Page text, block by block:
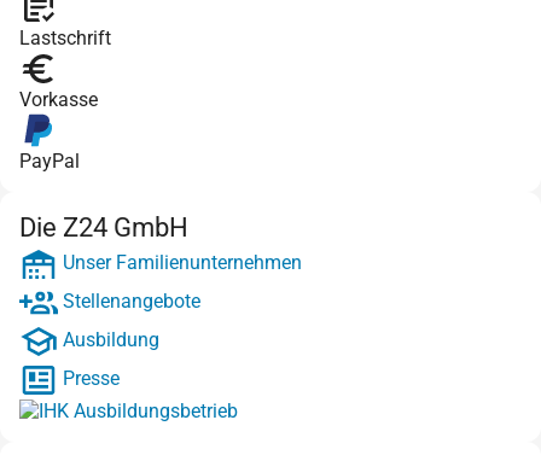
Lastschrift
Vorkasse
PayPal
Die Z24 GmbH
Unser Familienunternehmen
Stellenangebote
Ausbildung
Presse